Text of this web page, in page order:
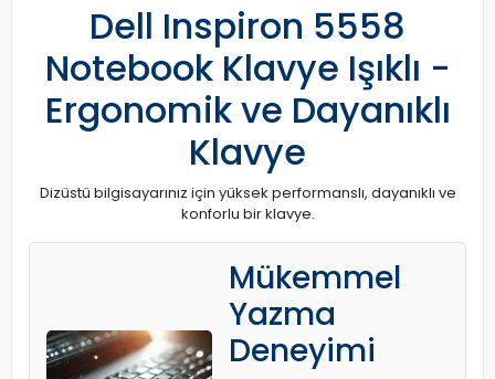
Dell Inspiron 5558
Notebook Klavye Işıklı -
Ergonomik ve Dayanıklı
Klavye
Dizüstü bilgisayarınız için yüksek performanslı, dayanıklı ve
konforlu bir klavye.
Mükemmel
Yazma
Deneyimi